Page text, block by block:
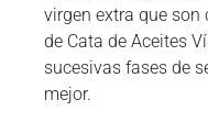
virgen extra que son
de Cata de Aceites
sucesivas fases de
mejor.